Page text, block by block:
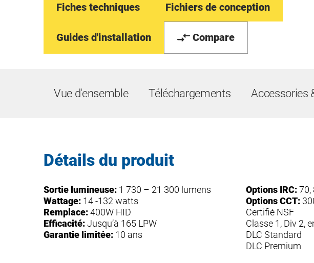
Fiches techniques Fichiers de conception
Guides d'installation Compare
Vue d'ensemble Téléchargements Accessories
Détails du produit
Sortie lumineuse: 1 730 – 21 300 lumens
Wattage: 14 -132 watts
Remplace:400W HID
Efficacité:Jusqu’à 165 LPW
Garantie limitée: 10 ans
Options IRC:70,
Options CCT:
Certifié NSF
Classe 1, Div 2,
DLC Standard
DLC Premium